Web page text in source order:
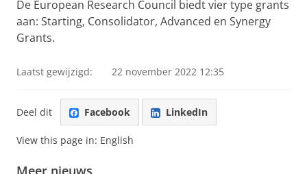
De European Research Council biedt vier type grants
aan: Starting, Consolidator, Advanced en Synergy
Grants.
Laatst gewijzigd: 22 november 2022 12:35
Deel dit Facebook LinkedIn
View this page in: English
Meer nieuws